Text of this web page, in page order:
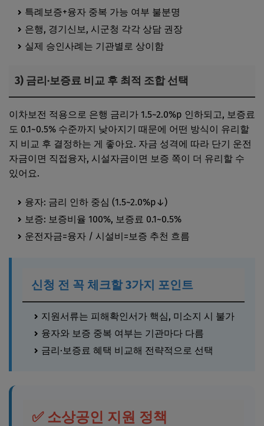
특례보증+융자 중복 가능 여부 불분명
은행, 경기신보, 시군청 각각 상담 권장
실제 승인사례는 기관별로 상이함
3) 금리·보증료 비교 후 최적 조합 선택
이차보전 적용으로 은행 금리가 1.5~2.0%p 인하되고, 보증료
도 0.1~0.5% 수준까지 낮아지기 때문에 어떤 방식이 유리할
지 비교 후 결정하는 게 좋아요. 자금 성격에 따라 단기 운전
자금이면 직접융자, 시설자금이면 보증 쪽이 더 유리할 수
있어요.
융자: 금리 인하 중심 (1.5~2.0%p↓)
보증: 보증비율 100%, 보증료 0.1~0.5%
운전자금=융자 / 시설비=보증 추천 흐름
신청 전 꼭 체크할 3가지 포인트
지원서류는 피해확인서가 핵심, 미소지 시 불가
융자와 보증 중복 여부는 기관마다 다름
금리·보증료 혜택 비교해 전략적으로 선택
✅ 소상공인 지원 정책